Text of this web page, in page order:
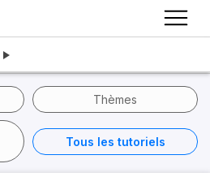
Thèmes
Tous les tutoriels